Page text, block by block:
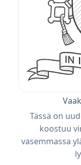
Tässä on
koostuu
vasemmassa